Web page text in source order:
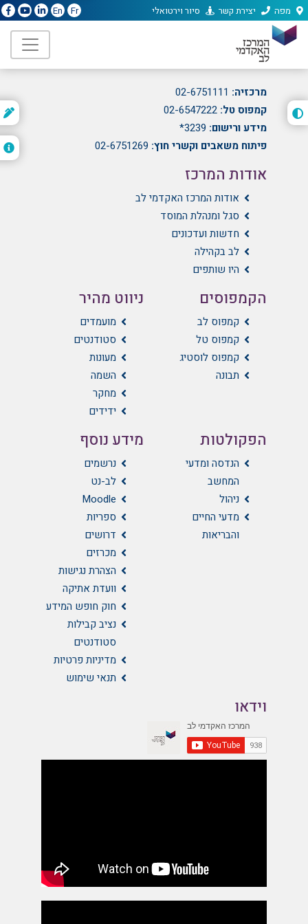
מפה יצירת קשר סיור וירטואלי Fr
En
המרכז האקדמי לב
הועד הלאומי 21, גבעת מרדכי, ירושלים
מרכזיה: 02-6751111
קמפוס טל: 02-6547222
מידע ורישום: 3239*
פיתוח משאבים וקשרי חוץ: 02-6751269
אודות המרכז
אודות המרכז האקדמי לב
סגל ומנהלת המוסד
חדשות ועדכונים
לב בקהילה
היו שותפים
הקמפוסים
קמפוס לב
קמפוס טל
קמפוס לוסטיג
תבונה
הפקולטות
הנדסה ומדעי
המחשב
ניהול
מדעי החיים
והבריאות
ניווט מהיר
מועמדים
סטודנטים
מעונות
השמה
מחקר
ידידים
מידע נוסף
נרשמים
לב-נט
Moodle
ספריות
דרושים
מכרזים
הצהרת נגישות
וועדת אתיקה
חוק חופש המידע
נציב קבילות
סטודנטים
מדיניות פרטיות
תנאי שימוש
וידאו